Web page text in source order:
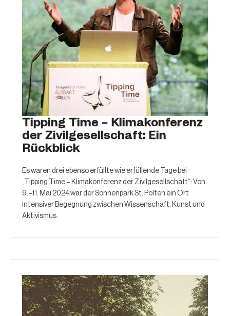
Tipping Time – Klimakonferenz
der Zivilgesellschaft: Ein
Rückblick
Es waren drei ebenso erfüllte wie erfüllende Tage bei
„Tipping Time – Klimakonferenz der Zivilgesellschaft“: Von
9.–11. Mai 2024 war der Sonnenpark St. Pölten ein Ort
intensiver Begegnung zwischen Wissenschaft, Kunst und
Aktivismus.